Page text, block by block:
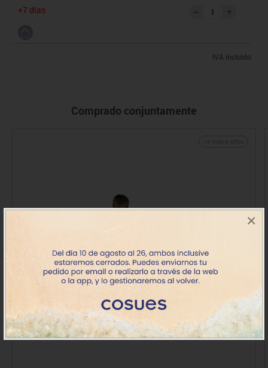
×
+7 días
IVA incluido
Comprado conjuntamente